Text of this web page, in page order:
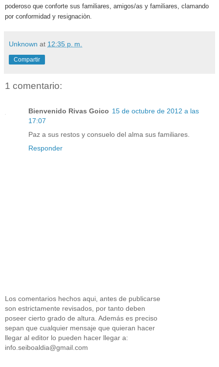
poderoso que conforte sus familiares, amigos/as y familiares, clamando
por conformidad y resignaciòn.
Unknown at 12:35 p. m.
Compartir
1 comentario:
Bienvenido Rivas Goico 15 de octubre de 2012 a las
17:07
Paz a sus restos y consuelo del alma sus familiares.
Responder
Los comentarios hechos aqui, antes de publicarse
son estrictamente revisados, por tanto deben
poseer cierto grado de altura. Además es preciso
sepan que cualquier mensaje que quieran hacer
llegar al editor lo pueden hacer llegar a:
info.seiboaldia@gmail.com